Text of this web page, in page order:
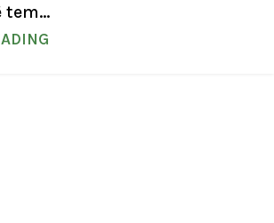
tem...